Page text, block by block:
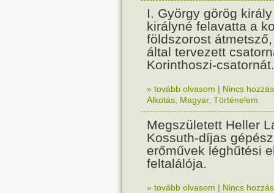
I. György görög
királyné felavatta a
földszorost
által tervezett
Korinthoszi-csatornát.
» tovább olvasom | Nincs
Alkotás Magyar, Történelem
Megszületett Heller
Kossuth-díjas
erőművek léghűtési
feltalálója.
» tovább olvasom | Nincs